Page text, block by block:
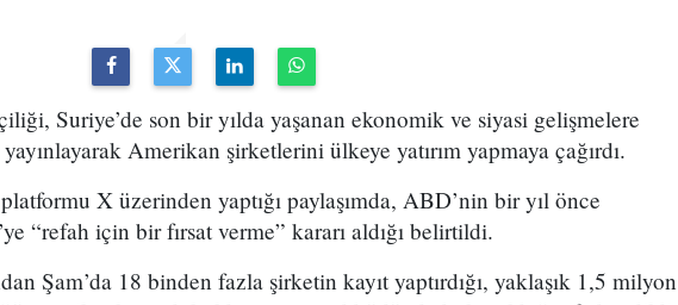
Suriye’de son bir yılda yaşanan ekonomik ve siyasi gelişmelere
Amerikan şirketlerini ülkeye yatırım yapmaya çağırdı.
X üzerinden yaptığı paylaşımda, ABD’nin bir yıl önce
“refah için bir fırsat verme” kararı aldığı belirtildi.
Şam’da 18 binden fazla şirketin kayıt yaptırdığı, yaklaşık 1,5 milyon